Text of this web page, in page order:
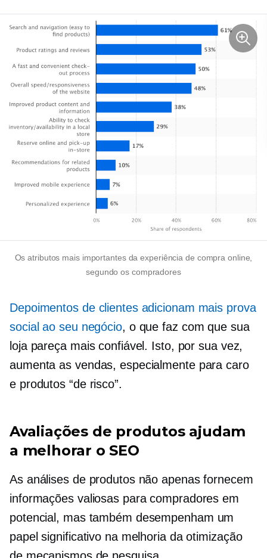
Os atributos mais importantes da experiência de compra online,
segundo os compradores
Depoimentos de clientes adicionam mais prova
social ao seu negócio, o que faz com que sua
loja pareça mais confiável. Isto, por sua vez,
aumenta as vendas, especialmente paracaro
e produtos “de risco”.
Avaliações de produtos ajudam
a melhorar o SEO
As análises de produtos não apenas fornecem
informações valiosas para compradores em
potencial, mas também desempenham um
papel significativo na melhoria da otimização